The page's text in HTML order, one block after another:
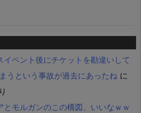
イベント後にチケットを勘違いして
うという事故が過去にあったね に
とモルガンのこの構図、いいなｗｗ